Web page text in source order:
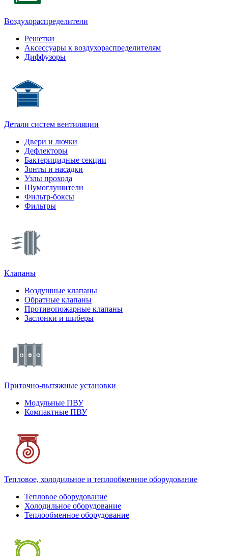
Воздухораспределители
Решетки
Аксессуары к воздухораспределителям
Диффузоры
Детали систем вентиляции
Двери и лючки
Дефлекторы
Бактерицидные секции
Зонты и насадки
Узлы прохода
Шумоглушители
Фильтр-боксы
Фильтры
Клапаны
Воздушные клапаны
Обратные клапаны
Противопожарные клапаны
Заслонки и шиберы
Приточно-вытяжные установки
Модульные ПВУ
Компактные ПВУ
Тепловое, холодильное и теплообменное оборудование
Тепловое оборудование
Холодильное оборудование
Теплообменное оборудование